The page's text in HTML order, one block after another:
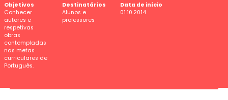
Objetivos
Conhecer
autores e
respetivas
obras
contempladas
nas metas
curriculares de
Português.
Destinatários
Alunos e
professores
Data de início
01.10.2014